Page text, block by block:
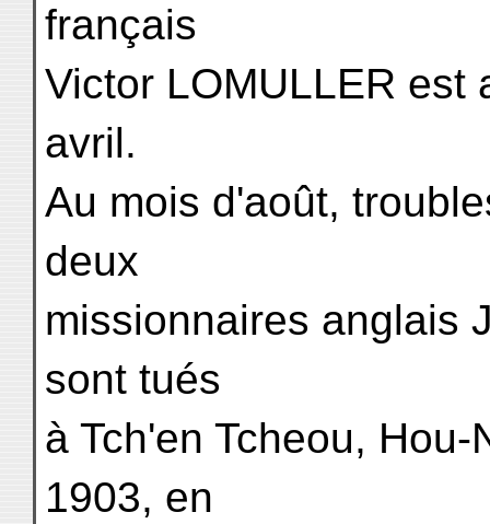
français
Victor LOMULLER est
avril.
Au mois d'août,
deux
missionnaires anglais
sont tués
à Tch'en Tcheou,
1903, en